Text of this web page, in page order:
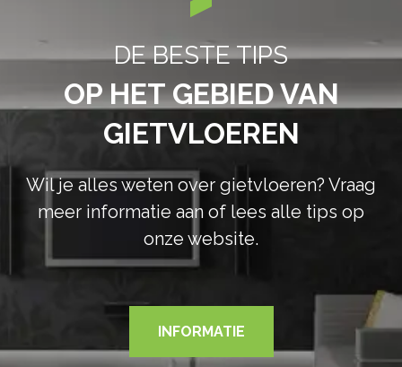
DE BESTE TIPS
OP HET GEBIED VAN
GIETVLOEREN
Wil je alles weten over gietvloeren? Vraag
meer informatie aan of lees alle tips op
onze website.
INFORMATIE